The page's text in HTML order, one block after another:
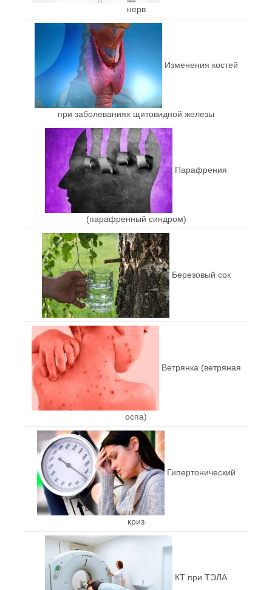
нерв
Изменения костей
при заболеваниях щитовидной железы
Парафрения
(парафренный синдром)
Березовый сок
Ветрянка (ветряная
оспа)
Гипертонический
криз
КТ при ТЭЛА